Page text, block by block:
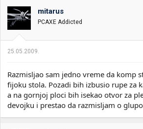
mitarus
PCAXE Addicted
25.05.2009.
Razmisljao sam jedno vreme da komp
fijoku stola. Pozadi bih izbusio rupe za
a na gornjoj ploci bih isekao otvor za
devojku i prestao da razmisljam o